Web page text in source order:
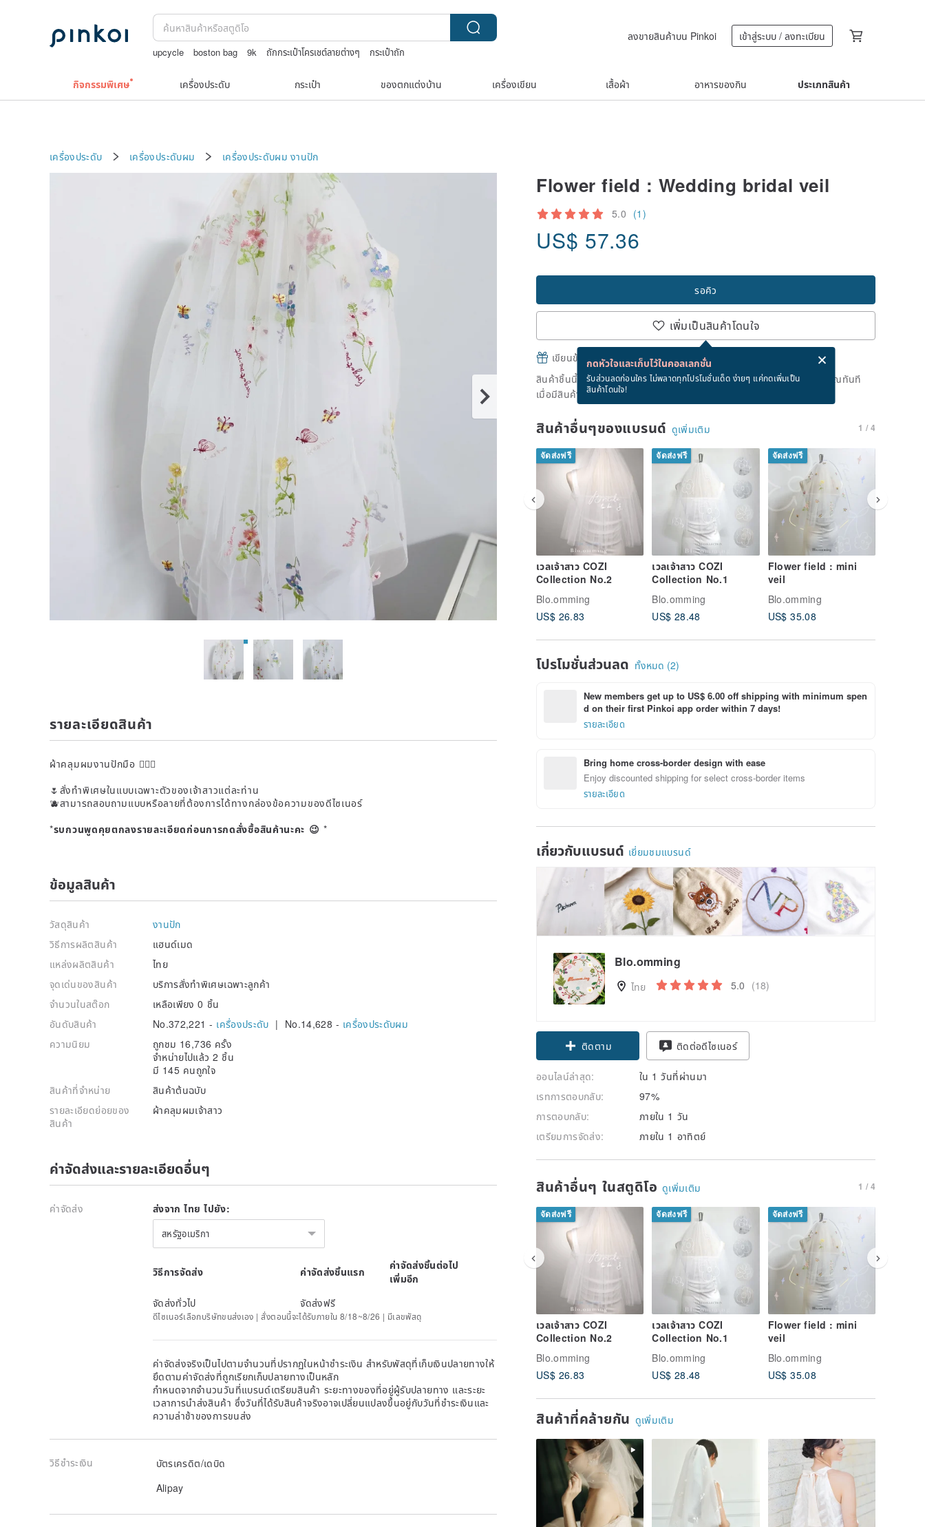
upcycle boston bag 9k ถักกระเป๋าโครเชต์ลายต่างๆ
กระเป๋าถัก
ลงขายสินค้าบน Pinkoi เข้าสู่ระบบ / ลงทะเบียน
กิจกรรมพิเศษ เครื่องประดับ กระเป๋า ของตกแต่งบ้าน เครื่องเขียน เสื้อผ้า อาหารของกิน ประเภทสินค้า
เครื่องประดับ เครื่องประดับผม เครื่องประดับผม งานปัก
Flower field : Wedding bridal veil
5.0 (1)
US$ 57.36
รอคิว
เพิ่มเป็นสินค้าโดนใจ
กดหัวใจและเก็บไว้ในคอลเลกชั่น
รับส่วนลดก่อนใคร ไม่พลาดทุกโปรโมชั่นเด็ด ง่ายๆ แค่กดเพิ่มเป็น
สินค้าโดนใจ!
เขียนข้อความและส่ง eCard ฟรีเมื่อซื้อสินค้า!
สินค้าชิ้นนี้ขายหมดแล้ว แต่คุณสามารถกดปุ่ม "รอคิว" และเราจะแจ้งเตือนคุณทันที
เมื่อมีสินค้าพร้อมขาย
สินค้าอื่นๆของแบรนด์ ดูเพิ่มเติม 1 / 4
จัดส่งฟรี
เวลเจ้าสาว COZI
Collection No.2
Blo.omming
US$ 26.83
จัดส่งฟรี
เวลเจ้าสาว COZI
Collection No.1
Blo.omming
US$ 28.48
จัดส่งฟรี
Flower field : mini
veil
Blo.omming
US$ 35.08
โปรโมชั่นส่วนลด ทั้งหมด (2)
New members get up to US$ 6.00 off shipping with minimum spen
d on their first Pinkoi app order within 7 days!
รายละเอียด
Bring home cross-border design with ease
Enjoy discounted shipping for select cross-border items
รายละเอียด
เกี่ยวกับแบรนด์ เยี่ยมชมแบรนด์
Blo.omming
ไทย 5.0 (18)
ติดตาม ติดต่อดีไซเนอร์
ออนไลน์ล่าสุด:
ใน 1 วันที่ผ่านมา
เรทการตอบกลับ:
97%
การตอบกลับ:
ภายใน 1 วัน
เตรียมการจัดส่ง:
ภายใน 1 อาทิตย์
สินค้าอื่นๆ ในสตูดิโอ ดูเพิ่มเติม 1 / 4
จัดส่งฟรี
เวลเจ้าสาว COZI
Collection No.2
Blo.omming
US$ 26.83
จัดส่งฟรี
เวลเจ้าสาว COZI
Collection No.1
Blo.omming
US$ 28.48
จัดส่งฟรี
Flower field : mini
veil
Blo.omming
US$ 35.08
สินค้าที่คล้ายกัน ดูเพิ่มเติม
รายละเอียดสินค้า
ผ้าคลุมผมงานปักมือ 👰🏻‍♀️
🌷สั่งทำพิเศษในแบบเฉพาะตัวของเจ้าสาวแต่ละท่าน
🫐สามารถสอบถามแบบหรือลายที่ต้องการได้ทางกล่องข้อความของดีไซเนอร์
*รบกวนพูดคุยตกลงรายละเอียดก่อนการกดสั่งซื้อสินค้านะคะ 😉 *
ข้อมูลสินค้า
วัสดุสินค้า
งานปัก
วิธีการผลิตสินค้า
แฮนด์เมด
แหล่งผลิตสินค้า
ไทย
จุดเด่นของสินค้า
บริการสั่งทำพิเศษเฉพาะลูกค้า
จำนวนในสต๊อก
เหลือเพียง 0 ชิ้น
อันดับสินค้า
No.372,221 - เครื่องประดับ | No.14,628 - เครื่องประดับผม
ความนิยม
ถูกชม 16,736 ครั้ง
จำหน่ายไปแล้ว 2 ชิ้น
มี 145 คนถูกใจ
สินค้าที่จำหน่าย
สินค้าต้นฉบับ
รายละเอียดย่อยของ
สินค้า
ผ้าคลุมผมเจ้าสาว
ค่าจัดส่งและรายละเอียดอื่นๆ
ค่าจัดส่ง ส่งจาก ไทย ไปยัง:
สหรัฐอเมริกา
วิธีการจัดส่ง ค่าจัดส่งชิ้นแรก
ค่าจัดส่งชิ้นต่อไป
เพิ่มอีก
จัดส่งทั่วไป
จัดส่งฟรี
ดีไซเนอร์เลือกบริษัทขนส่งเอง | สั่งตอนนี้จะได้รับภายใน 8/18~8/26 | มีเลขพัสดุ
ค่าจัดส่งจริงเป็นไปตามจำนวนที่ปรากฏในหน้าชำระเงิน สำหรับพัสดุที่เก็บเงินปลายทางให้
ยึดตามค่าจัดส่งที่ถูกเรียกเก็บปลายทางเป็นหลัก
กำหนดจากจำนวนวันที่แบรนด์เตรียมสินค้า ระยะทางของที่อยู่ผู้รับปลายทาง และระยะ
เวลาการนำส่งสินค้า ซึ่งวันที่ได้รับสินค้าจริงอาจเปลี่ยนแปลงขึ้นอยู่กับวันที่ชำระเงินและ
ความล่าช้าของการขนส่ง
วิธีชำระเงิน
บัตรเครดิต/เดบิด
Alipay